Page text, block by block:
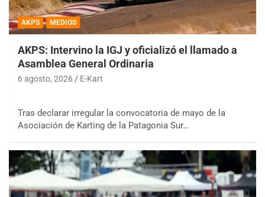
AKPS MEDIOS
AKPS: Intervino la IGJ y oficializó el llamado a
Asamblea General Ordinaria
6 agosto, 2026 E-Kart
Tras declarar irregular la convocatoria de mayo de la
Asociación de Karting de la Patagonia Sur…